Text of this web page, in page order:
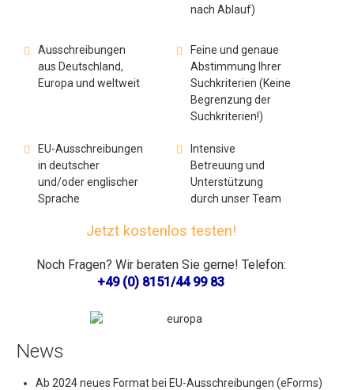
Suchkriterien
Rechtsquellen
CPV Produktcodes
Länder Codes
Art des Angebotes
Art de Auftraggebers
nach Ablauf)
Ausschreibungen
aus Deutschland,
Europa und weltweit
Feine und genaue
Abstimmung Ihrer
Suchkriterien (Keine
Begrenzung der
Suchkriterien!)
EU-Ausschreibungen
in deutscher
und/oder englischer
Sprache
Intensive
Betreuung und
Unterstützung
durch unser Team
Jetzt kostenlos testen!
Noch Fragen? Wir beraten Sie gerne! Telefon:
+49 (0) 8151/44 99 83
News
Ab 2024 neues Format bei EU-Ausschreibungen (eForms)